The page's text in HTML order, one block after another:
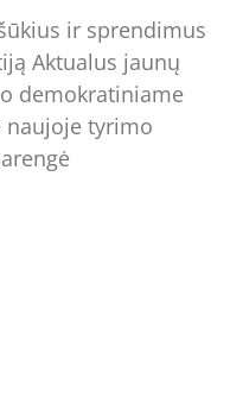
ir sprendimus
Aktualus jaunų
demokratiniame
naujoje tyrimo